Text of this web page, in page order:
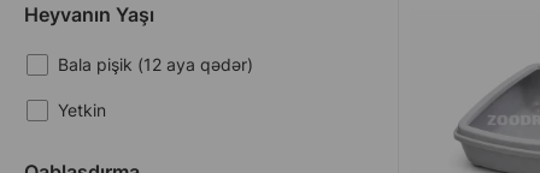
Heyvanın Yaşı
Bala pişik (12 aya qədər)
Yetkin